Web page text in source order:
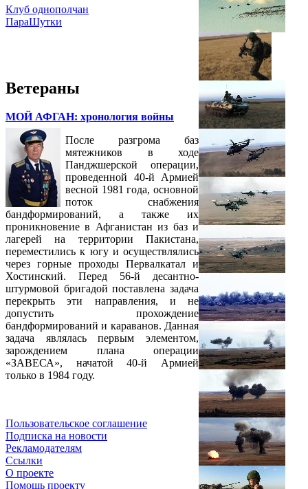
Клуб однополчан
ПараШутки
Ветераны
МОЙ АФГАН: хронология войны
После разгрома баз
мятежников в ходе
Панджшерской операции,
проведенной 40-й Армией
весной 1981 года, основной
поток снабжения
бандформирований, а также их
проникновение в Афганистан из баз и
лагерей на территории Пакистана,
переместились к югу и осуществлялись
через горные проходы Первалкатал и
Хостинский. Перед 56-й десантно-
штурмовой бригадой поставлена задача
перекрыть эти направления, и не
допустить прохождение
бандформирований и караванов. Данная
задача являлась первым элементом,
зарождением плана операции
«ЗАВЕСА», начатой 40-й Армией
только в 1984 году.
Пользовательское соглашение
Подписка на новости
Рекламодателям
Ссылки
О проекте
Помощь проекту